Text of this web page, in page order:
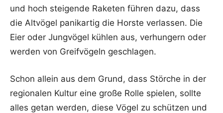
und hoch steigende Raketen führen dazu, dass
die Altvögel panikartig die Horste verlassen. Die
Eier oder Jungvögel kühlen aus, verhungern oder
werden von Greifvögeln geschlagen.
Schon allein aus dem Grund, dass Störche in der
regionalen Kultur eine große Rolle spielen, sollte
alles getan werden, diese Vögel zu schützen und